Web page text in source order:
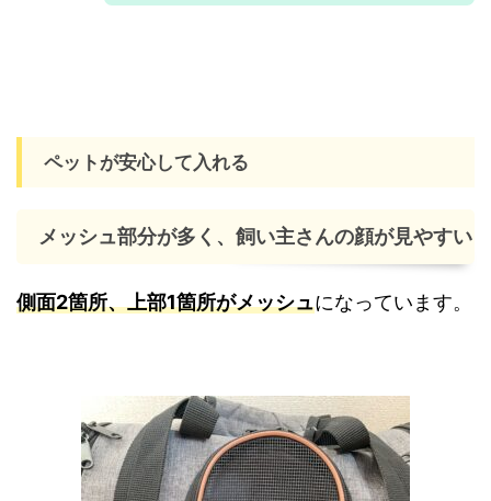
ペットが安心して入れる
メッシュ部分が多く、飼い主さんの顔が見やすい
側面2箇所、上部1箇所がメッシュになっています。